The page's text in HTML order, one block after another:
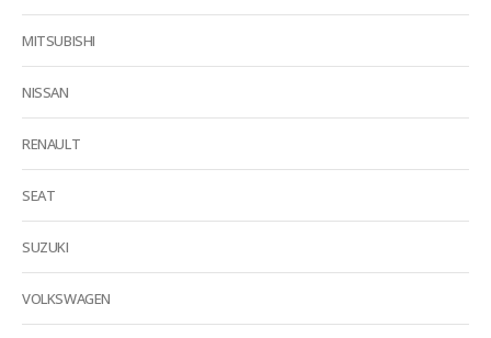
MITSUBISHI
NISSAN
RENAULT
SEAT
SUZUKI
VOLKSWAGEN